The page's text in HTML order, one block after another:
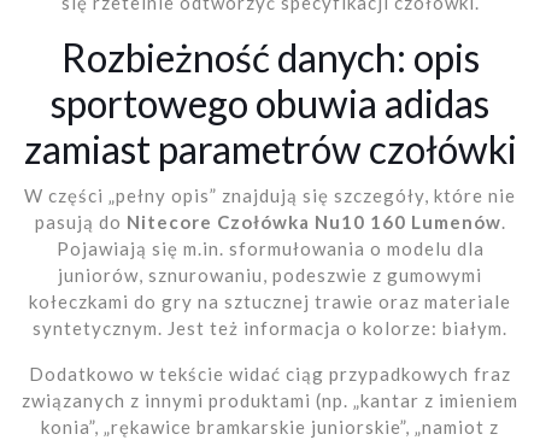
Rozbieżność danych: opis
sportowego obuwia adidas
zamiast parametrów czołówki
W części „pełny opis” znajdują się szczegóły, które nie
pasują do Nitecore Czołówka Nu10 160 Lumenów.
Pojawiają się m.in. sformułowania o modelu dla
juniorów, sznurowaniu, podeszwie z gumowymi
kołeczkami do gry na sztucznej trawie oraz materiale
syntetycznym. Jest też informacja o kolorze: białym.
Dodatkowo w tekście widać ciąg przypadkowych fraz
związanych z innymi produktami (np. „kantar z imieniem
konia”, „rękawice bramkarskie juniorskie”, „namiot z